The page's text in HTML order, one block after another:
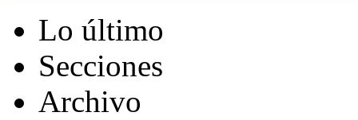
Lo último
Secciones
Archivo